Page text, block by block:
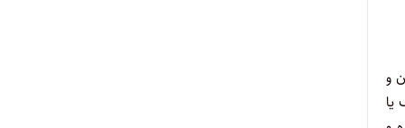
و
حذف یا